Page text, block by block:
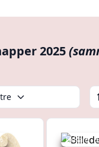
2025
Udsalg -